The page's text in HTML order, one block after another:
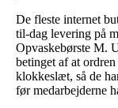
De fleste internet
til-dag levering på
Opvaskebørste M.
betinget af at
klokkeslæt, så de
før medarbejderne